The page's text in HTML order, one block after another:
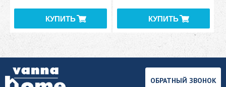
ОБРАТНЫЙ ЗВОНОК